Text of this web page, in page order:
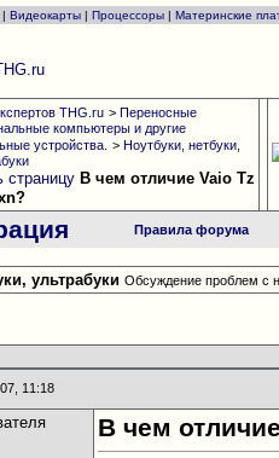
| Видеокарты | Процессоры | Материнские
THG.ru > Переносные
компьютеры и другие
устройства. > Ноутбуки, нетбуки,
В чем отличие Vaio Tz
Правила форума
ультрабуки Обсуждение проблем с
11:18
В чем